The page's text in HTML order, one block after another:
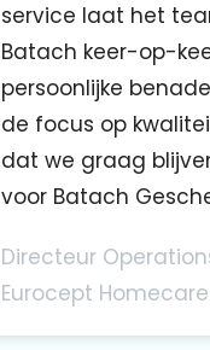
service laat het
Batach keer-op-
persoonlijke
de focus op
dat we graag
voor Batach
Directeur
Eurocept Homecare